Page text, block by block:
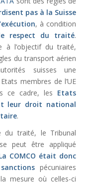
pas à la Suisse
, à condition
respect du traité.
à l’objectif du traité,
du transport aérien
suisses une
membres de l’UE
ce cadre, les Etats
leur droit national
.
du traité, le Tribunal
peut être appliqué
COMCO était donc
pécuniaires
mesure où celles-ci